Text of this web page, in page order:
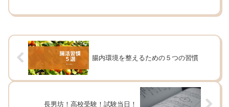
腸内環境を整えるための５つの習慣
長男坊！高校受験！試験当日！